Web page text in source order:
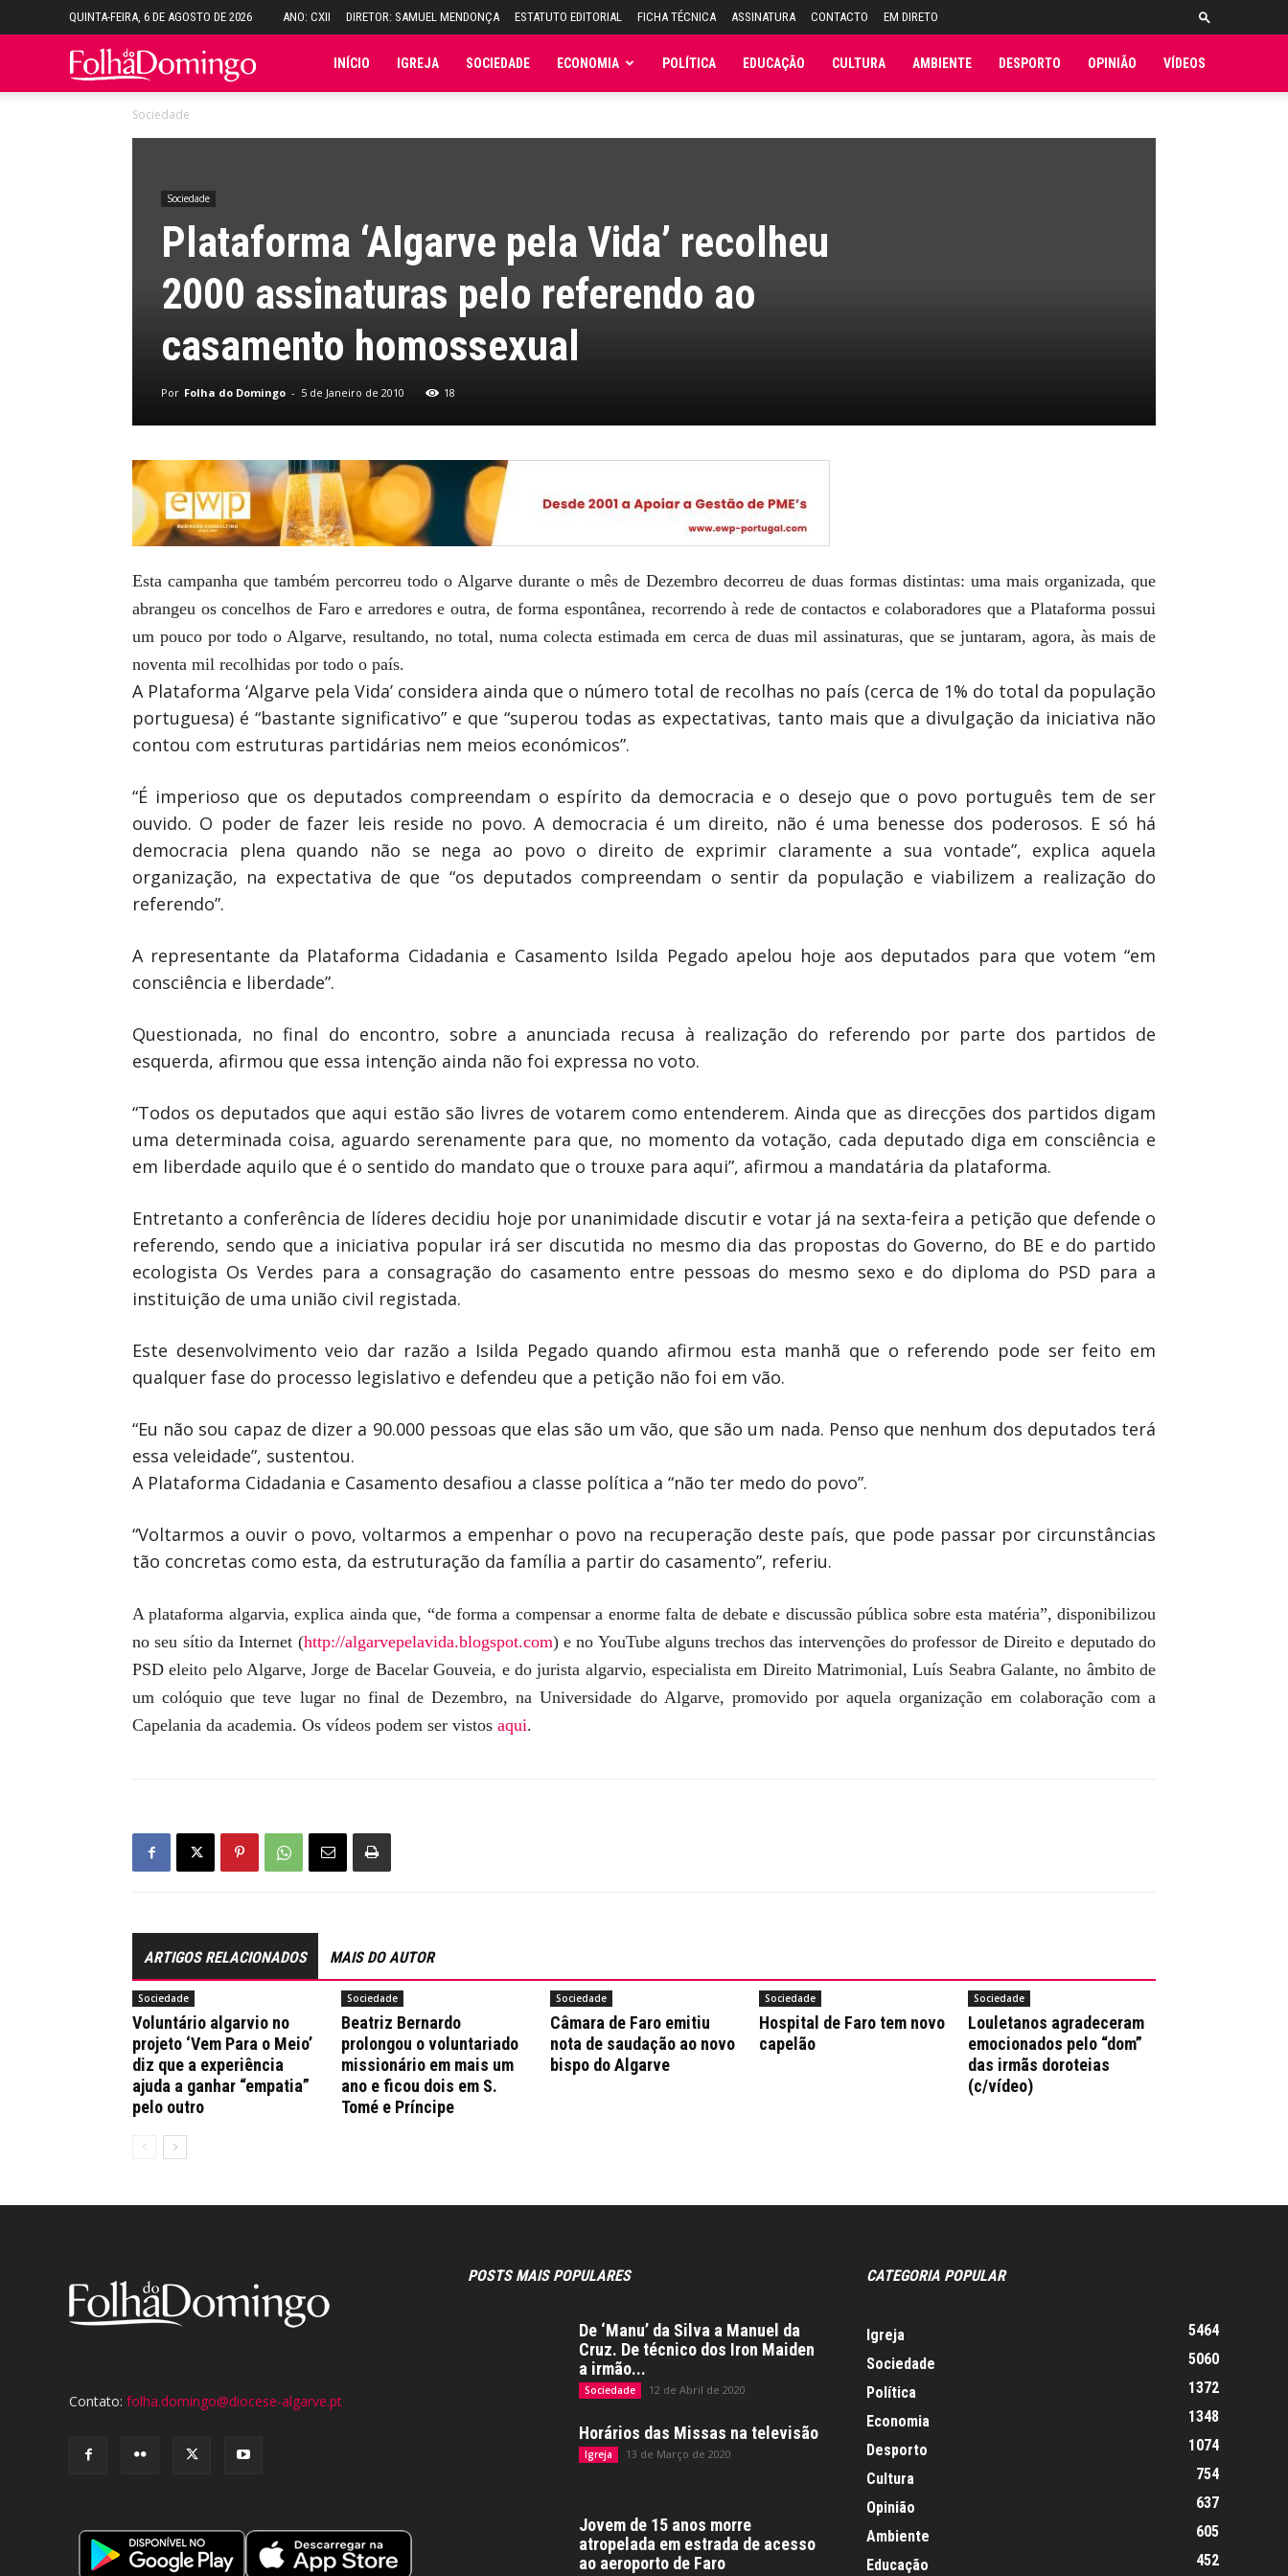
QUINTA-FEIRA, 6 DE AGOSTO DE 2026 ANO: CXII DIRETOR: SAMUEL MENDONÇA ESTATUTO EDITORIAL FICHA TÉCNICA ASSINATURA CONTACTO EM DIRETO
Folha INÍCIO IGREJA SOCIEDADE ECONOMIA POLÍTICA EDUCAÇÃO CULTURA AMBIENTE DESPORTO OPINIÃO VÍDEOS
Sociedade
Sociedade
Plataforma ‘Algarve pela Vida’ recolheu
2000 assinaturas pelo referendo ao
casamento homossexual
Por Folha do Domingo - 5 de Janeiro de 2010 18
Esta campanha que também percorreu todo o Algarve durante o mês de Dezembro decorreu de duas formas distintas: uma mais organizada, que
abrangeu os concelhos de Faro e arredores e outra, de forma espontânea, recorrendo à rede de contactos e colaboradores que a Plataforma possui
um pouco por todo o Algarve, resultando, no total, numa colecta estimada em cerca de duas mil assinaturas, que se juntaram, agora, às mais de
noventa mil recolhidas por todo o país.
A Plataforma ‘Algarve pela Vida’ considera ainda que o número total de recolhas no país (cerca de 1% do total da população
portuguesa) é “bastante significativo” e que “superou todas as expectativas, tanto mais que a divulgação da iniciativa não
contou com estruturas partidárias nem meios económicos”.
“É imperioso que os deputados compreendam o espírito da democracia e o desejo que o povo português tem de ser
ouvido. O poder de fazer leis reside no povo. A democracia é um direito, não é uma benesse dos poderosos. E só há
democracia plena quando não se nega ao povo o direito de exprimir claramente a sua vontade”, explica aquela
organização, na expectativa de que “os deputados compreendam o sentir da população e viabilizem a realização do
referendo”.
A representante da Plataforma Cidadania e Casamento Isilda Pegado apelou hoje aos deputados para que votem “em
consciência e liberdade”.
Questionada, no final do encontro, sobre a anunciada recusa à realização do referendo por parte dos partidos de
esquerda, afirmou que essa intenção ainda não foi expressa no voto.
“Todos os deputados que aqui estão são livres de votarem como entenderem. Ainda que as direcções dos partidos digam
uma determinada coisa, aguardo serenamente para que, no momento da votação, cada deputado diga em consciência e
em liberdade aquilo que é o sentido do mandato que o trouxe para aqui”, afirmou a mandatária da plataforma.
Entretanto a conferência de líderes decidiu hoje por unanimidade discutir e votar já na sexta-feira a petição que defende o
referendo, sendo que a iniciativa popular irá ser discutida no mesmo dia das propostas do Governo, do BE e do partido
ecologista Os Verdes para a consagração do casamento entre pessoas do mesmo sexo e do diploma do PSD para a
instituição de uma união civil registada.
Este desenvolvimento veio dar razão a Isilda Pegado quando afirmou esta manhã que o referendo pode ser feito em
qualquer fase do processo legislativo e defendeu que a petição não foi em vão.
“Eu não sou capaz de dizer a 90.000 pessoas que elas são um vão, que são um nada. Penso que nenhum dos deputados terá
essa veleidade”, sustentou.
A Plataforma Cidadania e Casamento desafiou a classe política a “não ter medo do povo”.
“Voltarmos a ouvir o povo, voltarmos a empenhar o povo na recuperação deste país, que pode passar por circunstâncias
tão concretas como esta, da estruturação da família a partir do casamento”, referiu.
A plataforma algarvia, explica ainda que, “de forma a compensar a enorme falta de debate e discussão pública sobre esta matéria”, disponibilizou
no seu sítio da Internet (http://algarvepelavida.blogspot.com) e no YouTube alguns trechos das intervenções do professor de Direito e deputado do
PSD eleito pelo Algarve, Jorge de Bacelar Gouveia, e do jurista algarvio, especialista em Direito Matrimonial, Luís Seabra Galante, no âmbito de
um colóquio que teve lugar no final de Dezembro, na Universidade do Algarve, promovido por aquela organização em colaboração com a
Capelania da academia. Os vídeos podem ser vistos aqui.
ARTIGOS RELACIONADOS MAIS DO AUTOR
Sociedade
Voluntário algarvio no
projeto ‘Vem Para o Meio’
diz que a experiência
ajuda a ganhar “empatia”
pelo outro
Sociedade
Beatriz Bernardo
prolongou o voluntariado
missionário em mais um
ano e ficou dois em S.
Tomé e Príncipe
Sociedade
Câmara de Faro emitiu
nota de saudação ao novo
bispo do Algarve
Sociedade
Hospital de Faro tem novo
capelão
Sociedade
Louletanos agradeceram
emocionados pelo “dom”
das irmãs doroteias
(c/vídeo)
Contato: folha.domingo@diocese-algarve.pt
POSTS MAIS POPULARES
De ‘Manu’ da Silva a Manuel da
Cruz. De técnico dos Iron Maiden
a irmão...
Sociedade 12 de Abril de 2020
Horários das Missas na televisão
Igreja 13 de Março de 2020
Jovem de 15 anos morre
atropelada em estrada de acesso
ao aeroporto de Faro
CATEGORIA POPULAR
Igreja
5464
Sociedade
5060
Política
1372
Economia
1348
Desporto
1074
Cultura
754
Opinião
637
Ambiente
605
Educação
452